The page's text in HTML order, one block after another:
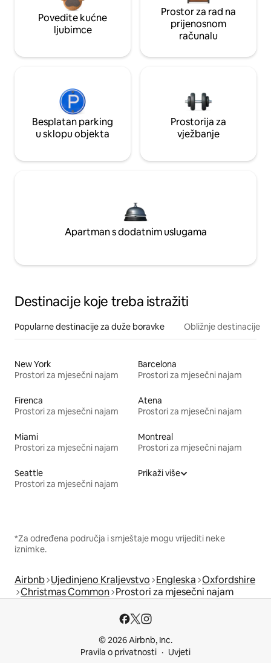
Povedite kućne
ljubimce
Prostor za rad na
prijenosnom
računalu
Besplatan parking
u sklopu objekta
Prostorija za
vježbanje
Apartman s dodatnim uslugama
Destinacije koje treba istražiti
Popularne destinacije za duže boravke Obližnje destinacije
New York
Prostori za mjesečni najam
Barcelona
Prostori za mjesečni najam
Firenca
Prostori za mjesečni najam
Atena
Prostori za mjesečni najam
Miami
Prostori za mjesečni najam
Montreal
Prostori za mjesečni najam
Seattle
Prostori za mjesečni najam
Prikaži više
*Za određena područja i smještaje mogu vrijediti neke
iznimke.
Airbnb Ujedinjeno Kraljevstvo Engleska Oxfordshire
Christmas Common Prostori za mjesečni najam
© 2026 Airbnb, Inc.
Pravila o privatnosti
Uvjeti